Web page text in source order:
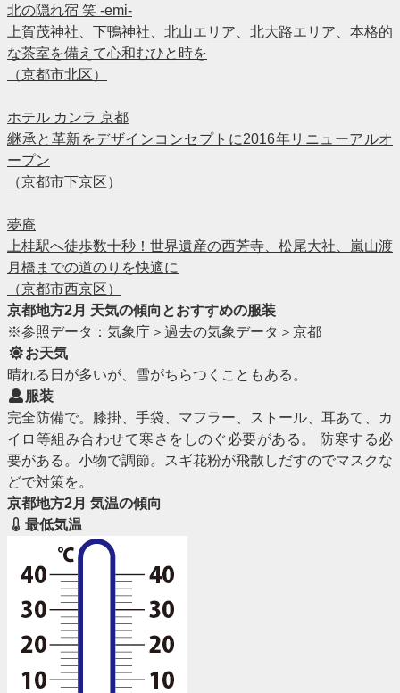
北の隠れ宿 笑 -emi-
上賀茂神社、下鴨神社、北山エリア、北大路エリア、本格的
な茶室を備えて心和むひと時を
（京都市北区）
ホテル カンラ 京都
継承と革新をデザインコンセプトに2016年リニューアルオ
ープン
（京都市下京区）
夢庵
上桂駅へ徒歩数十秒！世界遺産の西芳寺、松尾大社、嵐山渡
月橋までの道のりを快適に
（京都市西京区）
京都地方2月 天気の傾向とおすすめの服装
※参照データ： 気象庁＞過去の気象データ＞京都
お天気
晴れる日が多いが、雪がちらつくこともある。
服装
完全防備で。膝掛、手袋、マフラー、ストール、耳あて、カ
イロ等組み合わせて寒さをしのぐ必要がある。 防寒する必
要がある。小物で調節。スギ花粉が飛散しだすのでマスクな
どで対策を。
京都地方2月 気温の傾向
最低気温